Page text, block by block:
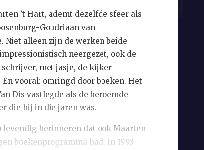
’t Hart, ademt dezelfde sfeer als
Goudriaan van
Niet alleen zijn de werken beide
neergezet, ook de
met jasje, de kijker
En vooral: omringd door boeken. Het
Dis vastlegde als de beroemde
die hij in die jaren was.
levendig herinneren dat ook Maarten
boekenprogramma had. In 1993